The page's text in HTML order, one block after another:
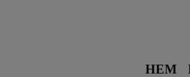
HEM